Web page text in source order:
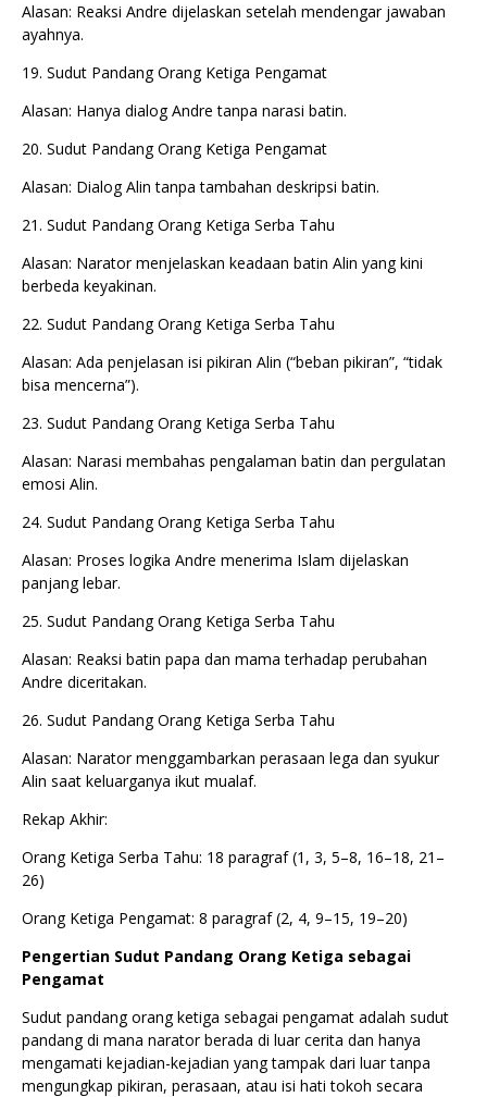
Alasan: Reaksi Andre dijelaskan setelah mendengar jawaban
ayahnya.
19. Sudut Pandang Orang Ketiga Pengamat
Alasan: Hanya dialog Andre tanpa narasi batin.
20. Sudut Pandang Orang Ketiga Pengamat
Alasan: Dialog Alin tanpa tambahan deskripsi batin.
21. Sudut Pandang Orang Ketiga Serba Tahu
Alasan: Narator menjelaskan keadaan batin Alin yang kini
berbeda keyakinan.
22. Sudut Pandang Orang Ketiga Serba Tahu
Alasan: Ada penjelasan isi pikiran Alin (“beban pikiran”, “tidak
bisa mencerna”).
23. Sudut Pandang Orang Ketiga Serba Tahu
Alasan: Narasi membahas pengalaman batin dan pergulatan
emosi Alin.
24. Sudut Pandang Orang Ketiga Serba Tahu
Alasan: Proses logika Andre menerima Islam dijelaskan
panjang lebar.
25. Sudut Pandang Orang Ketiga Serba Tahu
Alasan: Reaksi batin papa dan mama terhadap perubahan
Andre diceritakan.
26. Sudut Pandang Orang Ketiga Serba Tahu
Alasan: Narator menggambarkan perasaan lega dan syukur
Alin saat keluarganya ikut mualaf.
Rekap Akhir:
Orang Ketiga Serba Tahu: 18 paragraf (1, 3, 5–8, 16–18, 21–
26)
Orang Ketiga Pengamat: 8 paragraf (2, 4, 9–15, 19–20)
Pengertian Sudut Pandang Orang Ketiga sebagai
Pengamat
Sudut pandang orang ketiga sebagai pengamat adalah sudut
pandang di mana narator berada di luar cerita dan hanya
mengamati kejadian-kejadian yang tampak dari luar tanpa
mengungkap pikiran, perasaan, atau isi hati tokoh secara